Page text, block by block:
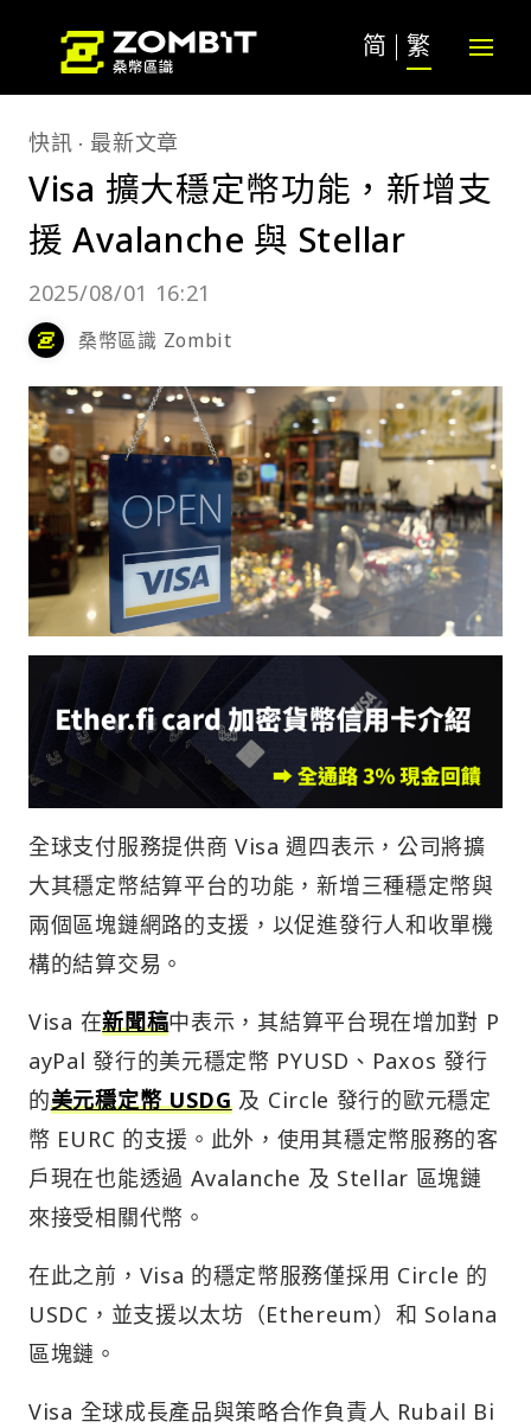
简 繁
快訊 最新文章
Visa 擴大穩定幣功能，新增支
援 Avalanche 與 Stellar
2025/08/01 16:21
桑幣區識 Zombit
全球支付服務提供商 Visa 週四表示，公司將擴
大其穩定幣結算平台的功能，新增三種穩定幣與
兩個區塊鏈網路的支援，以促進發行人和收單機
構的結算交易。
Visa 在新聞稿中表示，其結算平台現在增加對 P
ayPal 發行的美元穩定幣 PYUSD、Paxos 發行
的美元穩定幣 USDG及 Circle 發行的歐元穩定
幣 EURC 的支援。此外，使用其穩定幣服務的客
戶現在也能透過 Avalanche 及 Stellar 區塊鏈
來接受相關代幣。
在此之前，Visa 的穩定幣服務僅採用 Circle 的
USDC，並支援以太坊（Ethereum）和 Solana
區塊鏈。
Visa 全球成長產品與策略合作負責人 Rubail Bi